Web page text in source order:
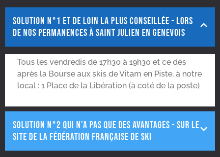
Solution N°1 et de loin la plus conseillée - Lors
de nos permanences à Saint Julien en Genevois
Tous les vendredis de 17h30 à 19h30 et ce dès
après la Bourse aux skis de Vitam en Piste, à notre
local : 1 Place de la Libération (à coté de la poste)
Solution N°2 qui n'a pas que des avantages - Sur le
site de la Fédération Française de Ski